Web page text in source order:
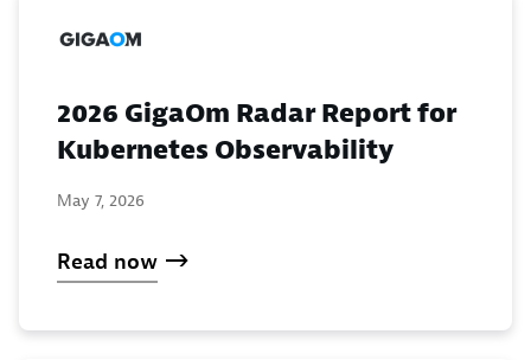
2026 GigaOm Radar Report for
Kubernetes Observability
May 7, 2026
Read now